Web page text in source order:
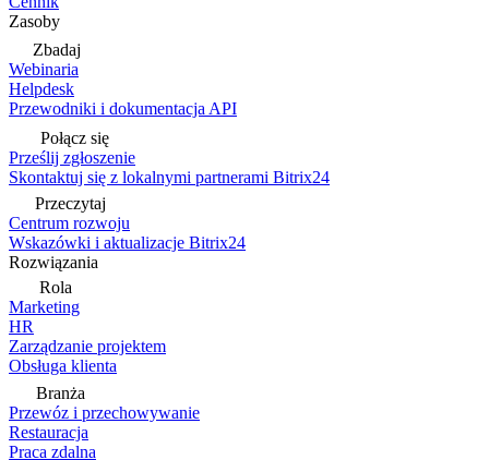
Zasoby
Zbadaj
Webinaria
Helpdesk
Przewodniki i dokumentacja API
Połącz się
Prześlij zgłoszenie
Skontaktuj się z lokalnymi partnerami Bitrix24
Przeczytaj
Centrum rozwoju
Wskazówki i aktualizacje Bitrix24
Rozwiązania
Rola
Marketing
HR
Zarządzanie projektem
Obsługa klienta
Branża
Przewóz i przechowywanie
Restauracja
Praca zdalna